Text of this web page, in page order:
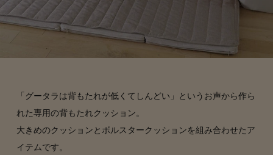
「グータラは背もたれが低くてしんどい」というお声から作ら
れた専用の背もたれクッション。
大きめのクッションとボルスタークッションを組み合わせたア
イテムです。